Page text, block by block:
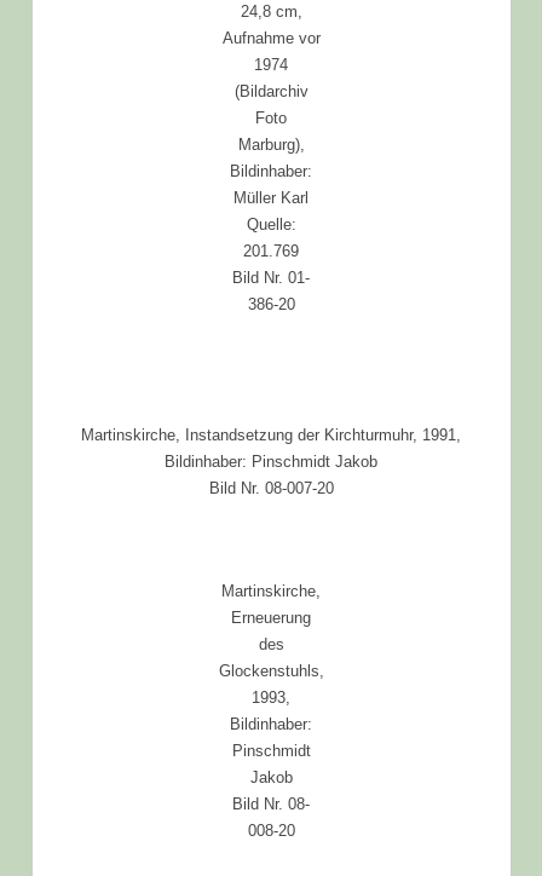
24,8 cm,
Aufnahme vor
1974
(Bildarchiv
Foto
Marburg),
Bildinhaber:
Müller Karl
Quelle:
201.769
Bild Nr. 01-
386-20
Martinskirche, Instandsetzung der Kirchturmuhr, 1991,
Bildinhaber: Pinschmidt Jakob
Bild Nr. 08-007-20
Martinskirche,
Erneuerung
des
Glockenstuhls,
1993,
Bildinhaber:
Pinschmidt
Jakob
Bild Nr. 08-
008-20